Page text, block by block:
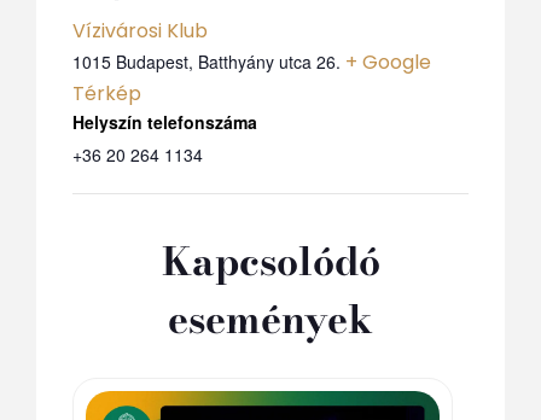
Vízivárosi Klub
1015 Budapest, Batthyány utca 26. + Google
Térkép
+36 20 264 1134
Kapcsolódó
események